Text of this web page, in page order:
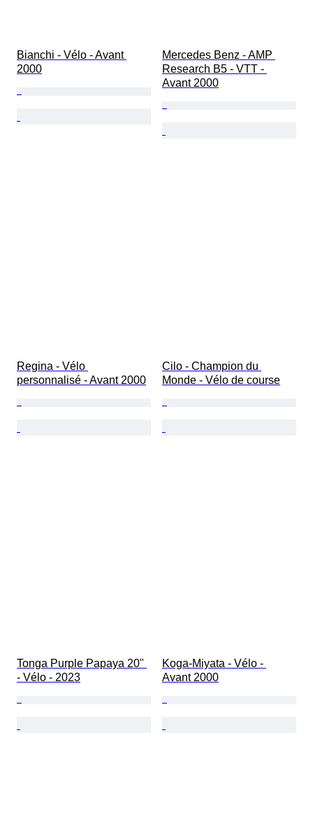
Bianchi - Vélo - Avant
2000
Mercedes Benz - AMP
Research B5 - VTT -
Avant 2000
Regina - Vélo
personnalisé - Avant 2000
Cilo - Champion du
Monde - Vélo de course
Tonga Purple Papaya 20"
- Vélo - 2023
Koga-Miyata - Vélo -
Avant 2000